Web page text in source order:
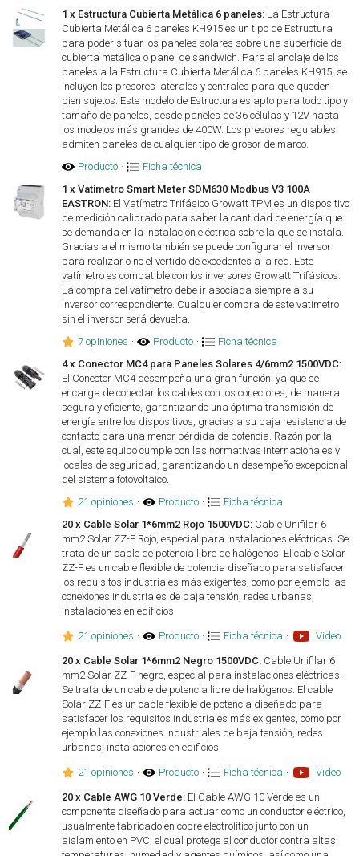
1 x Estructura Cubierta Metálica 6 paneles: La Estructura
Cubierta Metálica 6 paneles KH915 es un tipo de Estructura
para poder situar los paneles solares sobre una superficie de
cubierta metálica o panel de sandwich. Para el anclaje de los
paneles a la Estructura Cubierta Metálica 6 paneles KH915, se
incluyen los presores laterales y centrales para que queden
bien sujetos. Este modelo de Estructura es apto para todo tipo y
tamaño de paneles, desde paneles de 36 células y 12V hasta
los modelos más grandes de 400W. Los presores regulables
admiten paneles de cualquier tipo de grosor de marco.
Producto ·
Ficha técnica
1 x Vatimetro Smart Meter SDM630 Modbus V3 100A
EASTRON: El Vatímetro Trifásico Growatt TPM es un dispositivo
de medición calibrado para saber la cantidad de energía que
se demanda en la instalación eléctrica sobre la que se instala.
Gracias a el mismo también se puede configurar el inversor
para realizar o no el vertido de excedentes a la red. Este
vatímetro es compatible con los inversores Growatt Trifásicos.
La compra del vatímetro debe ir asociada siempre a su
inversor correspondiente. Cualquier compra de este vatímetro
sin el inversor será devuelta.
7 opiniones · Producto ·
Ficha técnica
4 x Conector MC4 para Paneles Solares 4/6mm2 1500VDC:
El Conector MC4 desempeña una gran función, ya que se
encarga de conectar los cables con los conectores, de manera
segura y eficiente, garantizando una óptima transmisión de
energía entre los dispositivos, gracias a su baja resistencia de
contacto para una menor pérdida de potencia. Razón por la
cual, este equipo cumple con las normativas internacionales y
locales de seguridad, garantizando un desempeño excepcional
del sistema fotovoltaico.
21 opiniones · Producto ·
Ficha técnica
20 x Cable Solar 1*6mm2 Rojo 1500VDC: Cable Unifilar 6
mm2 Solar ZZ-F Rojo, especial para instalaciones eléctricas. Se
trata de un cable de potencia libre de halógenos. El cable Solar
ZZ-F es un cable flexible de potencia diseñado para satisfacer
los requisitos industriales más exigentes, como por ejemplo las
conexiones industriales de baja tensión, redes urbanas,
instalaciones en edificios
21 opiniones · Producto · Ficha técnica · Video
20 x Cable Solar 1*6mm2 Negro 1500VDC: Cable Unifilar 6
mm2 Solar ZZ-F negro, especial para instalaciones eléctricas.
Se trata de un cable de potencia libre de halógenos. El cable
Solar ZZ-F es un cable flexible de potencia diseñado para
satisfacer los requisitos industriales más exigentes, como por
ejemplo las conexiones industriales de baja tensión, redes
urbanas, instalaciones en edificios
21 opiniones · Producto · Ficha técnica · Video
20 x Cable AWG 10 Verde: El Cable AWG 10 Verde es un
componente diseñado para actuar como un conductor eléctrico,
usualmente fabricado en cobre electrolítico junto con un
aislamiento en PVC; el cual protege al conductor contra altas